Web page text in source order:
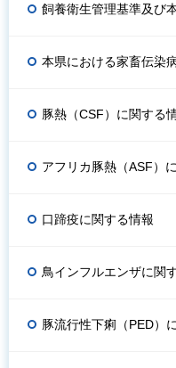
飼養衛生管理基準及び
本県における家畜伝染
豚熱（CSF）に関する
アフリカ豚熱（ASF）
口蹄疫に関する情報
鳥インフルエンザに関
豚流行性下痢（PED）